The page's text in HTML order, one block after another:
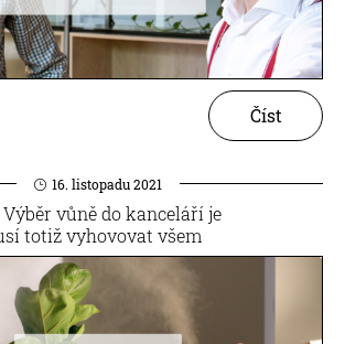
Číst
16. listopadu 2021
vůně do kanceláří je
totiž vyhovovat všem